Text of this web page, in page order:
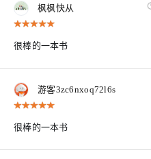
枫枫快从
很棒的一本书
游客3zc6nxoq72l6s
很棒的一本书